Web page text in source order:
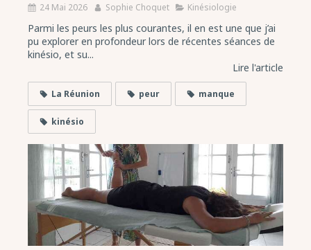
24 Mai 2026 Sophie Choquet Kinésiologie
Parmi les peurs les plus courantes, il en est une que j’ai
pu explorer en profondeur lors de récentes séances de
kinésio, et su...
Lire l'article
La Réunion peur manque
kinésio